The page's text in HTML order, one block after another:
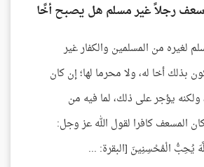
رجلاً غير مسلم هل يصبح أخًا
لغيره من المسلمين والكفار غير
بذلك أخا له، ولا محرما لها؛ إن كان
ولكنه يؤجر على ذلك، لما فيه من
المسعف كافرا لقول الله عز وجل:
يُحِبُّ الْمُحْسِنِينَ [البقرة: ...